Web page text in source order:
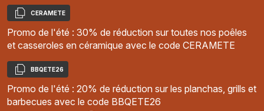
Copier
CERAMETE
Promo de l'été : 30% de réduction sur toutes nos poêles
et casseroles en céramique avec le code CERAMETE
Copier
BBQETE26
Promo de l'été : 20% de réduction sur les planchas, grills et
barbecues avec le code BBQETE26